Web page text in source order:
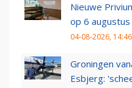
Nieuwe
op 6
04-08-2026, 14:46
Groningen
Esbjerg: